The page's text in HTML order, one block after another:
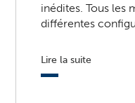
inédites. Tous les
différentes
Lire la suite